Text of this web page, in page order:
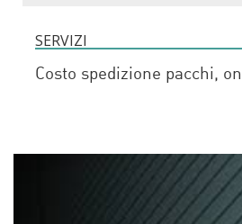
SERVIZI
Costo spedizione pacchi,